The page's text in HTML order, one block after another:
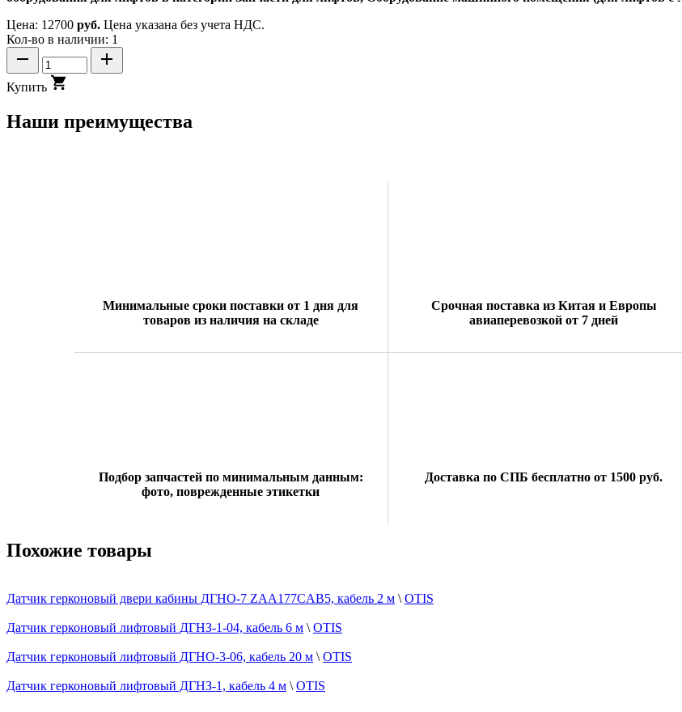
Цена: 12700 руб. Цена указана без учета НДС.
Кол-во в наличии: 1
Купить
Наши преимущества
Минимальные сроки поставки от 1 дня для
товаров из наличия на складе
Срочная поставка из Китая и Европы
авиаперевозкой от 7 дней
Подбор запчастей по минимальным данным:
фото, поврежденные этикетки
Доставка по СПБ бесплатно от 1500 руб.
Похожие товары
Датчик герконовый двери кабины ДГНО-7 ZAA177CAB5, кабель 2 м \OTIS
Датчик герконовый лифтовый ДГНЗ-1-04, кабель 6 м \OTIS
Датчик герконовый лифтовый ДГНО-3-06, кабель 20 м \OTIS
Датчик герконовый лифтовый ДГНЗ-1, кабель 4 м \OTIS